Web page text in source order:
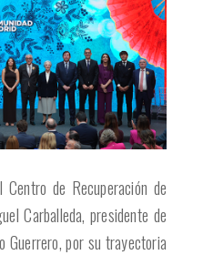
de Recuperación de
Carballeda, presidente de
Guerrero, por su trayectoria